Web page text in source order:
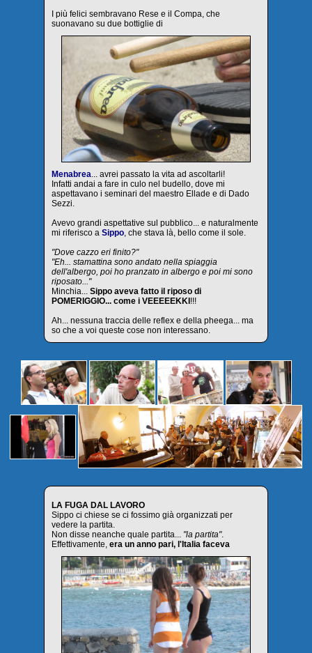
I più felici sembravano Rese e il Compa, che
suonavano su due bottiglie di
Menabrea ... avrei passato la vita ad ascoltarli!
Infatti andai a fare in culo nel budello, dove mi
aspettavano i seminari del maestro Ellade e di Dado
Sezzi.
Avevo grandi aspettative sul pubblico... e naturalmente
mi riferisco a Sippo , che stava là, bello come il sole.
"Dove cazzo eri finito?"
"Eh... stamattina sono andato nella spiaggia
dell'albergo, poi ho pranzato in albergo e poi mi sono
riposato..."
Minchia... Sippo aveva fatto il riposo di
POMERIGGIO... come i VEEEEEKKI!!!
Ah... nessuna traccia delle reflex e della pheega... ma
so che a voi queste cose non interessano.
LA FUGA DAL LAVORO
Sippo ci chiese se ci fossimo già organizzati per
vedere la partita.
Non disse neanche quale partita... "la partita".
Effettivamente, era un anno pari, l'Italia faceva